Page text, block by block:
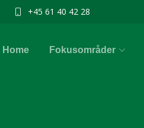
+45 61 40 42 28
Home Fokusområder